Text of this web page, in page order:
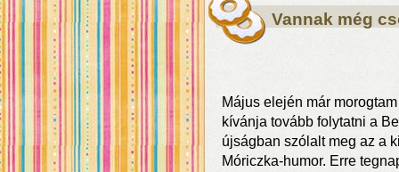
Vannak még
Május elején már
kívánja tovább folytatni a
újságban szólalt meg az a
Móriczka-humor. Erre